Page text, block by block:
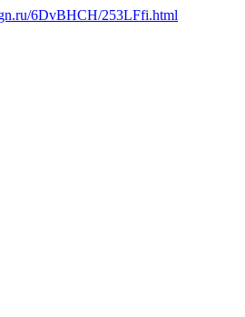
6DvBHCH/253LFfi.html